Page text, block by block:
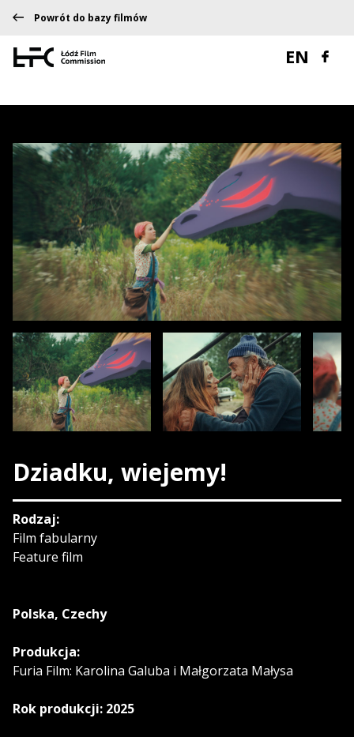
Powrót do bazy filmów
EN
Dziadku, wiejemy!
Rodzaj:
Film fabularny
Feature film
Polska, Czechy
Produkcja:
Furia Film: Karolina Galuba i Małgorzata Małysa
Rok produkcji: 2025